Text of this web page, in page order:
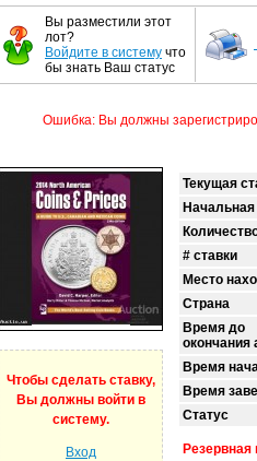
Вы разместили этот
лот?
Войдите в систему что
бы знать Ваш статус
Ошибка: Вы должны
Чтобы сделать ставку,
Вы должны войти в
систему.
Вход
Текущая
Начальная
# ставки
Место
Страна
Время до
окончания
Время
Время
Статус
Резервная